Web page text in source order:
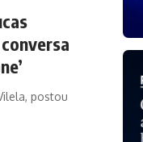
postou